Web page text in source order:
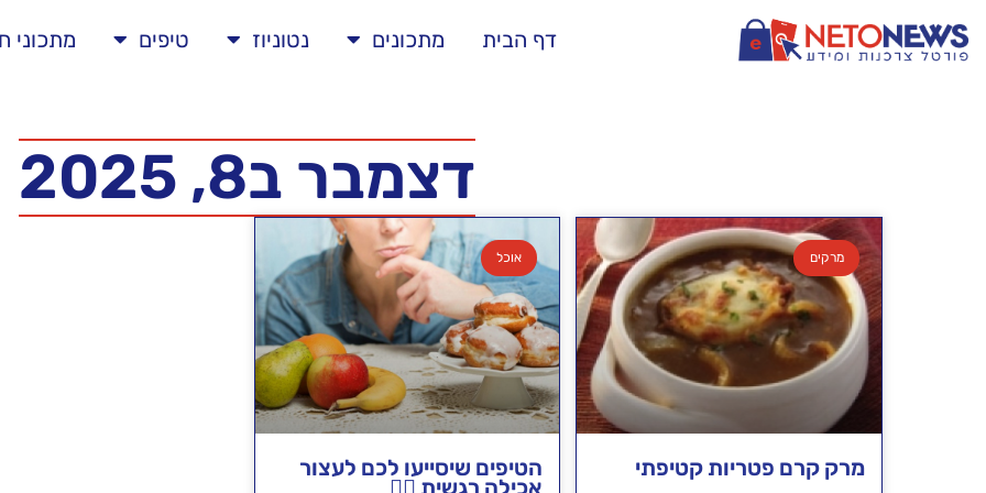
דף הבית מתכונים נטוניוז טיפים מתכוני
דצמבר ב8, 2025
מרקים
מרק קרם פטריות קטיפתי
אוכל
הטיפים שיסייעו לכם לעצור